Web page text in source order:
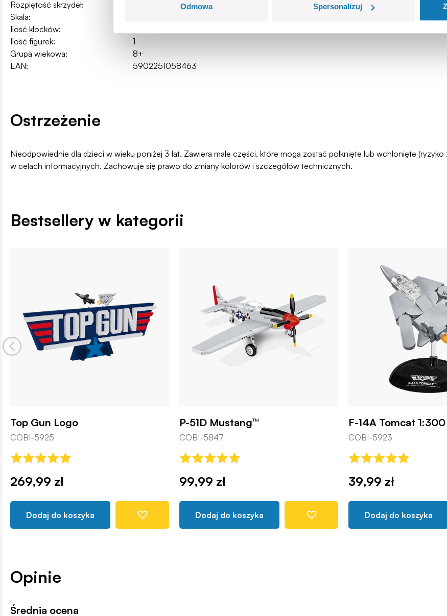
Odmowa Spersonalizuj
Rozpiętość skrzydeł:
Skala:
Ilość klocków:
Ilość figurek:
1
Grupa wiekowa:
8+
EAN:
5902251058463
Ostrzeżenie
Nieodpowiednie dla dzieci w wieku poniżej 3 lat. Zawiera małe części, które mogą zostać połknięte lub wchłonięte
w celach informacyjnych. Zachowuje się prawo do zmiany kolorów i szczegółów technicznych.
Bestsellery w kategorii
Top Gun Logo
COBI-5925
269,99 zł
Dodaj do koszyka
P-51D Mustang™
COBI-5847
99,99 zł
Dodaj do koszyka
F-14A Tomcat 1:300
COBI-5923
39,99 zł
Dodaj do koszyka
Opinie
Średnia ocena